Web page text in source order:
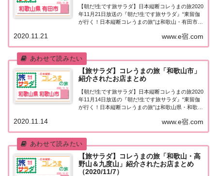
【朝だ!生です旅サラダ】日本縦断コレうまの旅2020
年11月21日放送の『朝だ!生です旅サラダ』“東留伽
が行く！日本縦断コレうまの旅”は和歌山・有田市＆
の有田みかんなど、紹介されたお店はこちら！コレ
うまの旅「和歌山・有田市＆有田川町」...
www.e宿.com
2020.11.21
【旅サラダ】コレうまの旅「和歌山市」
紹介されたお店まとめ
【朝だ!生です旅サラダ】日本縦断コレうまの旅2020
年11月14日放送の『朝だ!生です旅サラダ』“東留伽
が行く！日本縦断コレうまの旅”は和歌山県・和歌山
のできる「しらす丼」、絶品！新商品の「生レモン
ケーキ」など、紹介されたお店はこちら...
www.e宿.com
2020.11.14
【旅サラダ】コレうまの旅「和歌山・高
野山＆九度山」紹介されたお店まとめ
（2020/11/7）